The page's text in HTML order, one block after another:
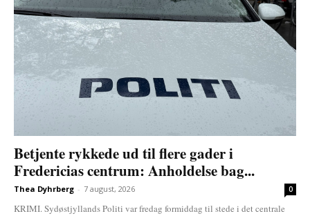
Betjente rykkede ud til flere gader i
Fredericias centrum: Anholdelse bag...
Thea Dyhrberg - 7 august, 2026 0
KRIMI. Sydøstjyllands Politi var fredag formiddag til stede i det centrale